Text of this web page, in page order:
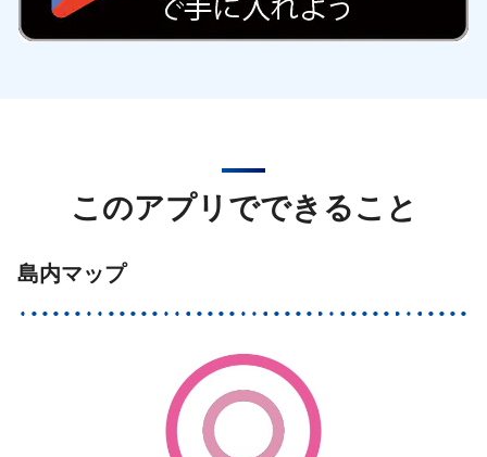
このアプリでできること
島内マップ